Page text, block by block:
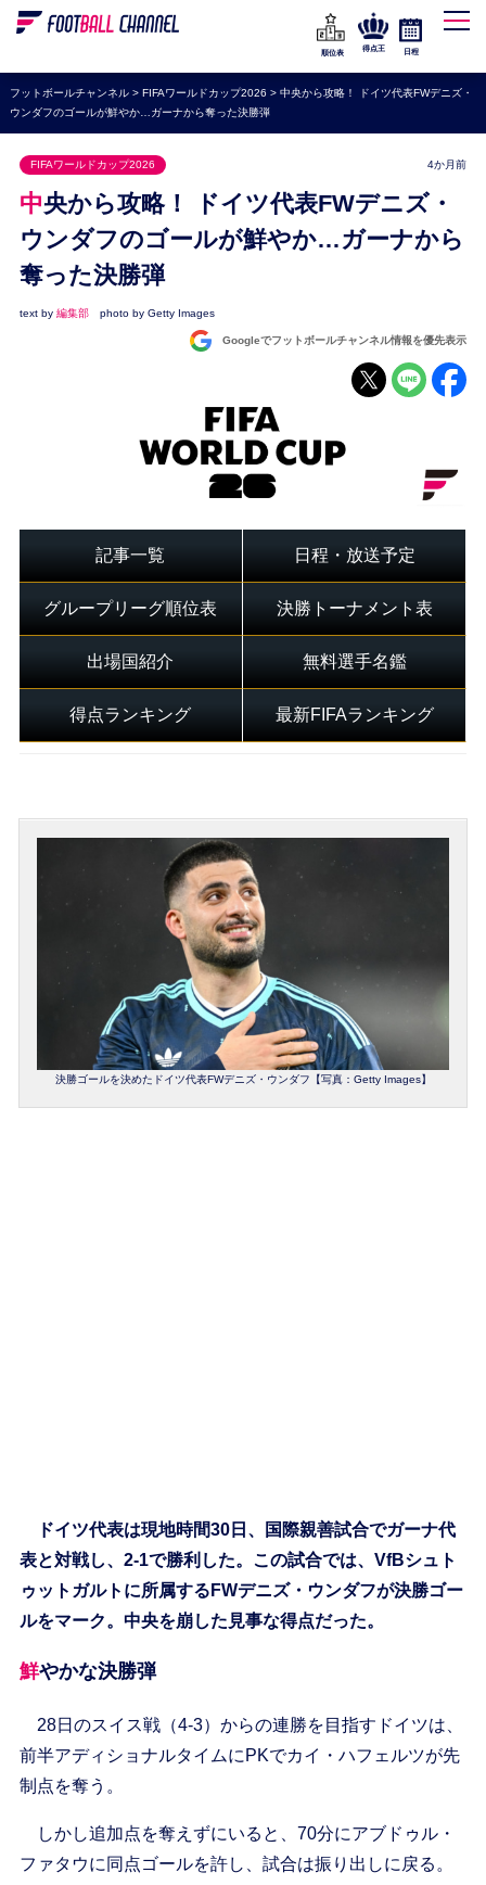
WEリーグ
海外サッカー
プレミアリーグ
ラ・リーガ
セリエA
ブンデスリーガ
UEFA
ナショナルチーム
順位表
得点王 日程
フットボールチャンネル> FIFAワールドカップ2026 > 中央から攻略！ ドイツ代表FWデニズ・
ウンダフのゴールが鮮やか…ガーナから奪った決勝弾
FIFAワールドカップ2026 4か月前
中央から攻略！ ドイツ代表FWデニズ・
ウンダフのゴールが鮮やか…ガーナから
奪った決勝弾
text by 編集部 photo by Getty Images
Googleでフットボールチャンネル情報を優先表示
記事一覧 日程・放送予定
グループリーグ順位表 決勝トーナメント表
出場国紹介 無料選手名鑑
得点ランキング 最新FIFAランキング
決勝ゴールを決めたドイツ代表FWデニズ・ウンダフ【写真：Getty Images】
ドイツ代表は現地時間30日、国際親善試合でガーナ代
表と対戦し、2-1で勝利した。この試合では、VfBシュト
ゥットガルトに所属するFWデニズ・ウンダフが決勝ゴー
ルをマーク。中央を崩した見事な得点だった。
鮮やかな決勝弾
28日のスイス戦（4-3）からの連勝を目指すドイツは、
前半アディショナルタイムにPKでカイ・ハフェルツが先
制点を奪う。
しかし追加点を奪えずにいると、70分にアブドゥル・
ファタウに同点ゴールを許し、試合は振り出しに戻る。